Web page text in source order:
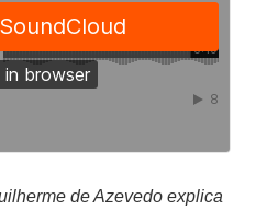
de Azevedo explica